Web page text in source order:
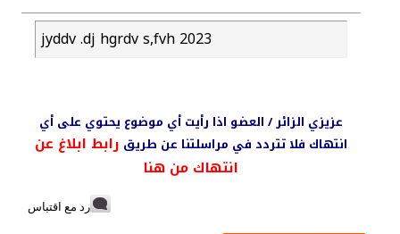
jyddv .dj hgrdv s,fvh 2023
عزيزي الزائر / العضو اذا رأيت أي موضوع يحتوي على أي
انتهاك فلا تتردد في مراسلتنا عن طريق رابط ابلاغ عن
انتهاك من هنا
رد مع اقتباس